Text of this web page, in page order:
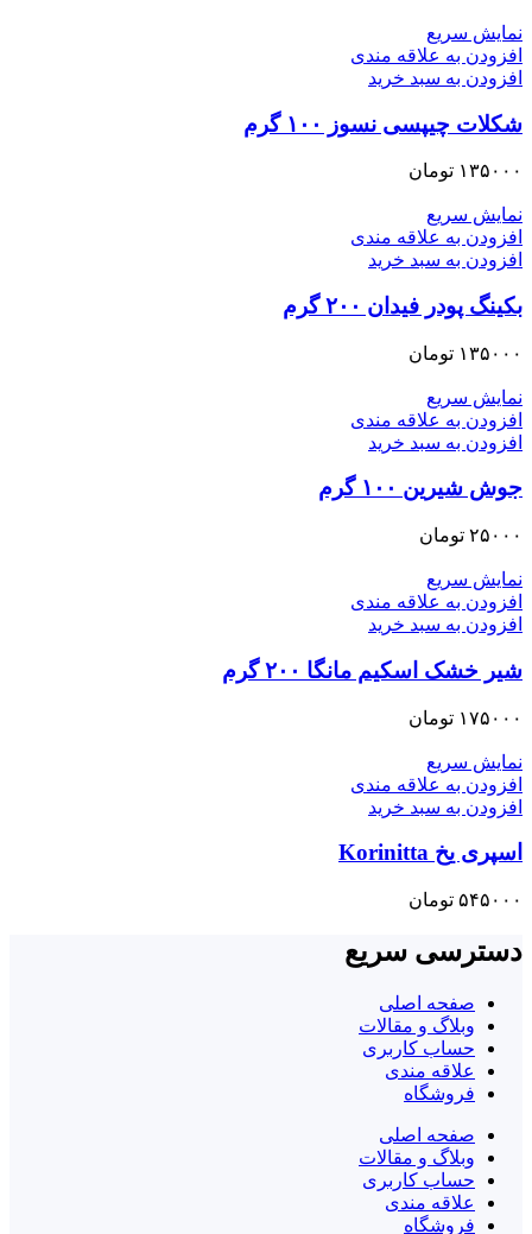
نمایش سریع
افزودن به علاقه مندی
افزودن به سبد خرید
شکلات چیپسی نسوز ۱۰۰ گرم
۱۳۵۰۰۰ تومان
نمایش سریع
افزودن به علاقه مندی
افزودن به سبد خرید
بکینگ پودر فیدان ۲۰۰ گرم
۱۳۵۰۰۰ تومان
نمایش سریع
افزودن به علاقه مندی
افزودن به سبد خرید
جوش شیرین ۱۰۰ گرم
۲۵۰۰۰ تومان
نمایش سریع
افزودن به علاقه مندی
افزودن به سبد خرید
شیر خشک اسکیم مانگا ۲۰۰ گرم
۱۷۵۰۰۰ تومان
نمایش سریع
افزودن به علاقه مندی
افزودن به سبد خرید
اسپری یخ Korinitta
۵۴۵۰۰۰ تومان
دسترسی سریع
صفحه اصلی
وبلاگ و مقالات
حساب کاربری
علاقه مندی
فروشگاه
صفحه اصلی
وبلاگ و مقالات
حساب کاربری
علاقه مندی
فروشگاه